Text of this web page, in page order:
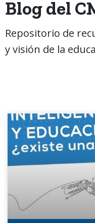
Blog del
Repositorio de
y visión de la